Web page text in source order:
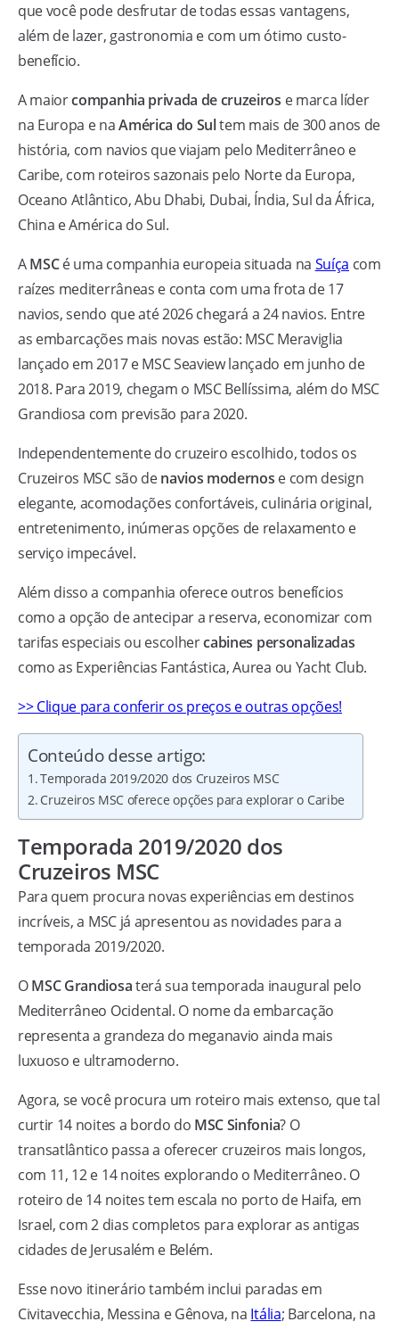
que você pode desfrutar de todas essas vantagens,
além de lazer, gastronomia e com um ótimo custo-
benefício.
A maiorcompanhia privada de cruzeiros e marca líder
na Europa e naAmérica do Sultem mais de 300 anos de
história, com navios que viajam pelo Mediterrâneo e
Caribe, com roteiros sazonais pelo Norte da Europa,
Oceano Atlântico, Abu Dhabi, Dubai, Índia, Sul da África,
China e América do Sul.
AMSCé uma companhia europeia situada na Suíça com
raízes mediterrâneas e conta com uma frota de 17
navios, sendo que até 2026 chegará a 24 navios. Entre
as embarcações mais novas estão: MSC Meraviglia
lançado em 2017 e MSC Seaview lançado em junho de
2018. Para 2019, chegam o MSC Bellíssima, além do MSC
Grandiosa com previsão para 2020.
Independentemente do cruzeiro escolhido, todos os
Cruzeiros MSC são denavios modernos e com design
elegante, acomodações confortáveis, culinária original,
entretenimento, inúmeras opções de relaxamento e
serviço impecável.
Além disso a companhia oferece outros benefícios
como a opção de antecipar a reserva, economizar com
tarifas especiais ou escolhercabines personalizadas
como as Experiências Fantástica, Aurea ou Yacht Club.
>> Clique para conferir os preços e outras opções!
Conteúdo desse artigo:
Temporada 2019/2020 dos Cruzeiros MSC
Cruzeiros MSC oferece opções para explorar o Caribe
Temporada 2019/2020 dos
Cruzeiros MSC
Para quem procura novas experiências em destinos
incríveis, a MSC já apresentou as novidades para a
temporada 2019/2020.
OMSC Grandiosaterá sua temporada inaugural pelo
Mediterrâneo Ocidental. O nome da embarcação
representa a grandeza do meganavio ainda mais
luxuoso e ultramoderno.
Agora, se você procura um roteiro mais extenso, que tal
curtir 14 noites a bordo do MSC Sinfonia? O
transatlântico passa a oferecer cruzeiros mais longos,
com 11, 12 e 14 noites explorando o Mediterrâneo. O
roteiro de 14 noites tem escala no porto de Haifa, em
Israel, com 2 dias completos para explorar as antigas
cidades de Jerusalém e Belém.
Esse novo itinerário também inclui paradas em
Civitavecchia, Messina e Gênova, na Itália; Barcelona, na